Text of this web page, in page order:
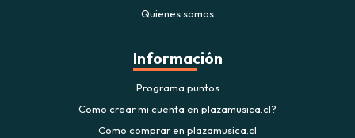
Quienes somos
Información
Programa puntos
Como crear mi cuenta en plazamusica.cl?
Como comprar en plazamusica.cl